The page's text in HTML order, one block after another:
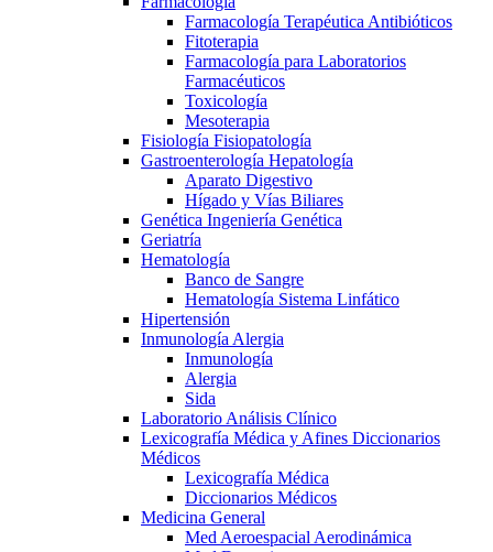
Farmacología Terapéutica Antibióticos
Fitoterapia
Farmacología para Laboratorios
Farmacéuticos
Toxicología
Mesoterapia
Fisiología Fisiopatología
Gastroenterología Hepatología
Aparato Digestivo
Hígado y Vías Biliares
Genética Ingeniería Genética
Geriatría
Hematología
Banco de Sangre
Hematología Sistema Linfático
Hipertensión
Inmunología Alergia
Inmunología
Alergia
Sida
Laboratorio Análisis Clínico
Lexicografía Médica y Afines Diccionarios
Médicos
Lexicografía Médica
Diccionarios Médicos
Medicina General
Med Aeroespacial Aerodinámica